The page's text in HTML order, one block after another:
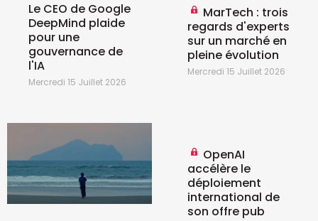
Le CEO de Google
DeepMind plaide
pour une
gouvernance de
l'IA
Mercredi 15 Juillet 2026
MarTech : trois
regards d'experts
sur un marché en
pleine évolution
Mercredi 15 Juillet 2026
OpenAI
accélère le
déploiement
international de
son offre pub